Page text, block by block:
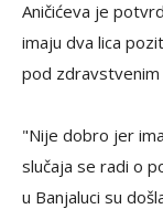
Aničićeva je
imaju dva lica
pod zdravstvenim
"Nije dobro jer
slučaja se radi o
u Banjaluci su